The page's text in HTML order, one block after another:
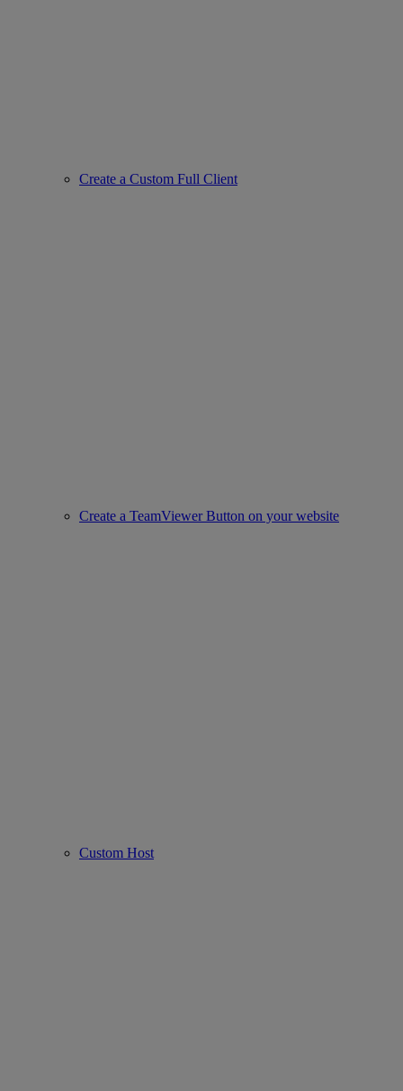
Create a Custom Full Client
Create a TeamViewer Button on your website
Custom Host